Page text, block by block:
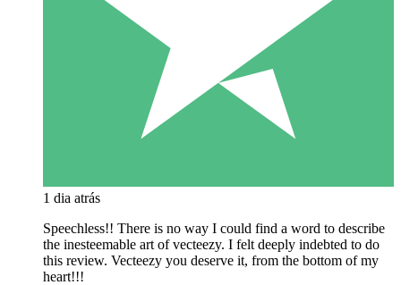
1 dia atrás
Speechless!! There is no way I could find a word to describe
the inesteemable art of vecteezy. I felt deeply indebted to do
this review. Vecteezy you deserve it, from the bottom of my
heart!!!